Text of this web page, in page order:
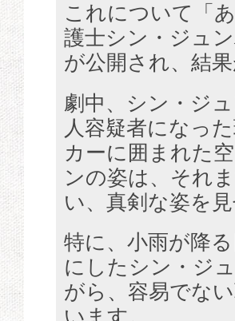
これについて「
護士シン・ジュ
が公開され、結
劇中、シン・ジ
人容疑者になっ
カーに囲まれた
ンの姿は、それ
い、真剣な姿を
特に、小雨が降
にしたシン・ジ
がら、容易でな
います。